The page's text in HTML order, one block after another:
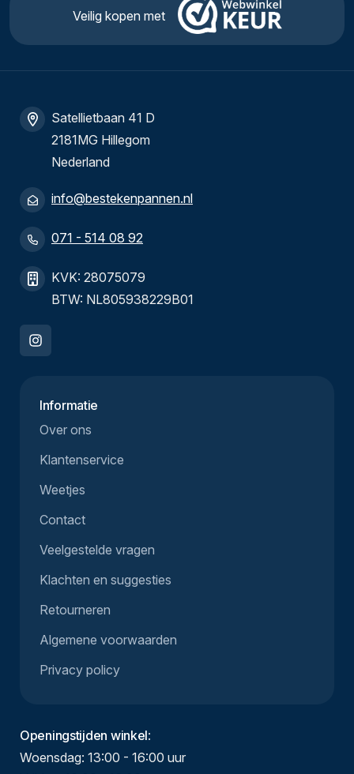
Veilig kopen met
Satellietbaan 41 D
2181MG Hillegom
Nederland
info@bestekenpannen.nl
071 - 514 08 92
KVK: 28075079
BTW: NL805938229B01
Informatie
Over ons
Klantenservice
Weetjes
Contact
Veelgestelde vragen
Klachten en suggesties
Retourneren
Algemene voorwaarden
Privacy policy
Openingstijden winkel:
Woensdag: 13:00 - 16:00 uur